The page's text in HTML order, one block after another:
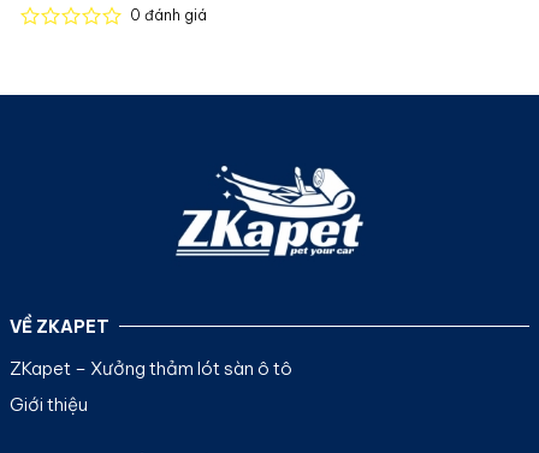
0 đánh giá
VỀ ZKAPET
ZKapet – Xưởng thảm lót sàn ô tô
Giới thiệu